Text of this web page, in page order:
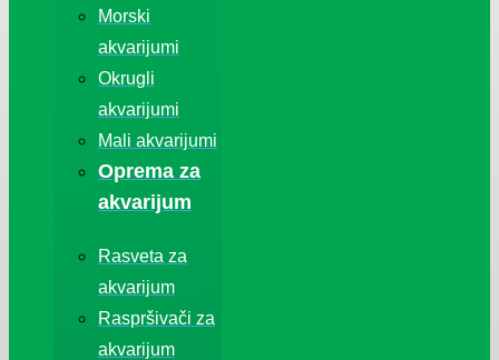
Morski
akvarijumi
Okrugli
akvarijumi
Mali akvarijumi
Oprema za
akvarijum
Rasveta za
akvarijum
Raspršivači za
akvarijum